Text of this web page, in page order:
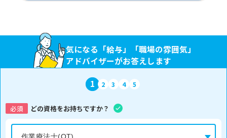
気になる「給与」「職場の雰囲気」
アドバイザーがお答えします
1 2 3 4 5
必須 どの資格をお持ちですか？